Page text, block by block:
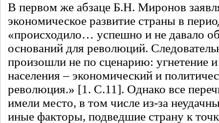
В первом же абзаце Б.Н. Миронов
экономическое развитие страны в
«происходило… успешно и не давало
оснований для революций.
произошли не по сценарию: угнетение
населения – экономический и
революция.» [1. С.11]. Однако все
имели место, в том числе из-за
иные факторы, подведшие страну к